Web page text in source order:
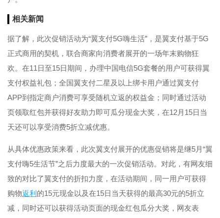
相关新闻
据了解，此次促销活动为“翼支付5G嗨生活”，是翼支付基于5G
正式商用的契机，联合商家向消费者展开的一场年末购物狂
欢。在11日至15日期间，办理中国电信5G套餐的用户可获得翼
支付权益礼包；全国翼支付二星及以上绑卡用户通过翼支付
APP到指定商户消费可享受随机立返的权益金；同时通过活动
页领取红包并获得好友助力即可瓜分现金大奖，在12月15日当
天还可以享受消费5折立减优惠。
从具体优惠政策来看，此次翼支付展开的优惠促销将是继5月“翼
支付嗨5生活节”之后力度最大的一次促销活动。对此，有网友细
致的对比了翼支付的折扣力度，在活动期间，同一用户可获得
购物返利 的15元现金以及在15日当天获得的最高30元的5折立
减，同时还可以获得活动页面的现金红包瓜分大奖，网友表